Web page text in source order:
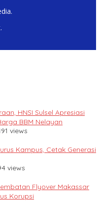
HNSI Sulsel Apresiasi
BBM Nelayan
views
Kampus, Cetak Generasi
views
Flyover Makassar
Korupsi